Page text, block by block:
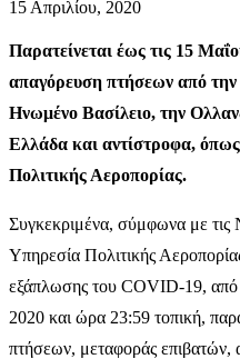
15 Απριλίου, 2020
Παρατείνεται έως τις 15
απαγόρευση πτήσεων από την
Ηνωμένο Βασίλειο, την
Ελλάδα και αντίστροφα,
Πολιτικής Αεροπορίας.
Συγκεκριμένα, σύμφωνα με
Υπηρεσία Πολιτικής
εξάπλωσης του COVID-19, από
2020 και ώρα 23:59 τοπική,
πτήσεων, μεταφοράς επιβατών,